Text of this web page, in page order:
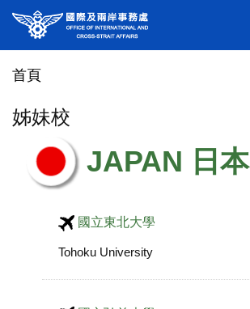
跳
要
容
首頁
姊妹校
JAPAN 日本
國立東北大學
Tohoku University